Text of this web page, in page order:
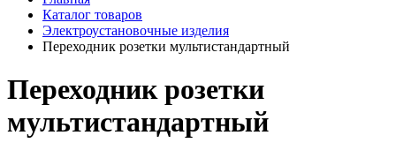
Каталог товаров
Электроустановочные изделия
Переходник розетки мультистандартный
Переходник розетки
мультистандартный